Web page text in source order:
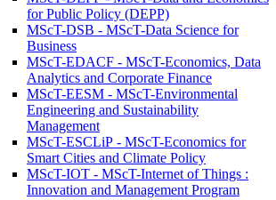
for Public Policy (DEPP)
MScT-DSB - MScT-Data Science for
Business
MScT-EDACF - MScT-Economics, Data
Analytics and Corporate Finance
MScT-EESM - MScT-Environmental
Engineering and Sustainability
Management
MScT-ESCLiP - MScT-Economics for
Smart Cities and Climate Policy
MScT-IOT - MScT-Internet of Things :
Innovation and Management Program